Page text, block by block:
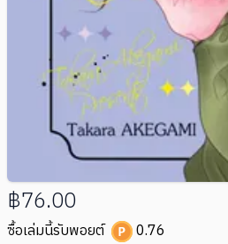
฿76.00
ซื้อเล่มนี้รับพอยต์ 0.76